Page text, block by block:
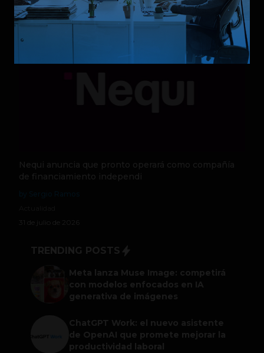
5 de agosto de 2026
Nequi anuncia que pronto operará como compañía
de financiamiento independi
31 de julio de 2026
TRENDING POSTS
Meta lanza Muse Image: competirá
con modelos enfocados en IA
generativa de imágenes
ChatGPT Work: el nuevo asistente
de OpenAI que promete mejorar la
productividad laboral